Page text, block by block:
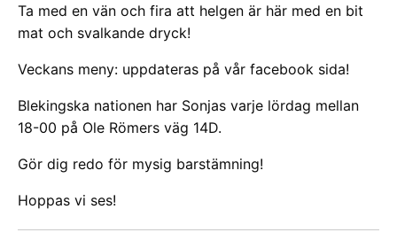
Ta med en vän och fira att helgen är här med en bit
mat och svalkande dryck!
Veckans meny: uppdateras på vår facebook sida!
Blekingska nationen har Sonjas varje lördag mellan
18-00 på Ole Römers väg 14D.
Gör dig redo för mysig barstämning!
Hoppas vi ses!